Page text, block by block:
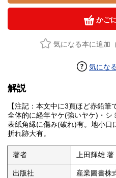
かご
気になる本に追加
気にな
解説
【注記：本文中に3頁ほど赤鉛筆
全体的に経年ヤケ(強いヤケ)・シ
表紙角縁に傷み(破れ)有。地小
折れ跡大有。
著者 上田輝雄 著
出版社 産業圖書株